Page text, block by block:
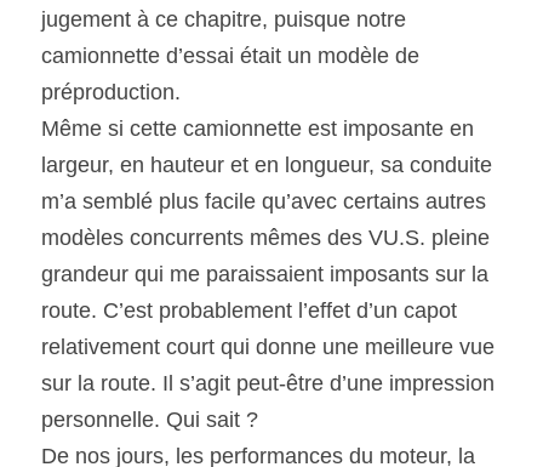
jugement à ce chapitre, puisque notre
camionnette d’essai était un modèle de
préproduction.
Même si cette camionnette est imposante en
largeur, en hauteur et en longueur, sa conduite
m’a semblé plus facile qu’avec certains autres
modèles concurrents mêmes des VU.S. pleine
grandeur qui me paraissaient imposants sur la
route. C’est probablement l’effet d’un capot
relativement court qui donne une meilleure vue
sur la route. Il s’agit peut-être d’une impression
personnelle. Qui sait ?
De nos jours, les performances du moteur, la